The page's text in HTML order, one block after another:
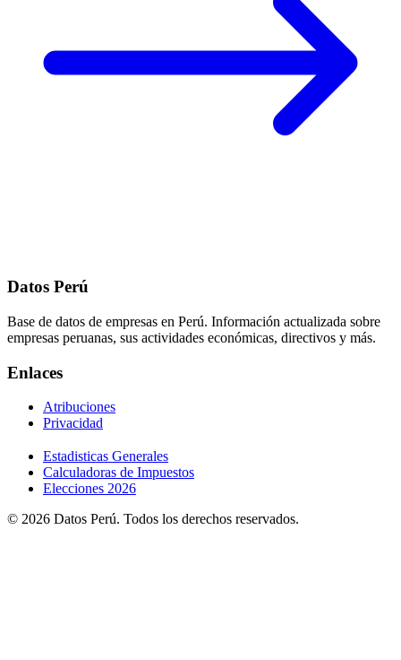
Datos Perú
Base de datos de empresas en Perú. Información actualizada sobre
empresas peruanas, sus actividades económicas, directivos y más.
Enlaces
Atribuciones
Privacidad
Estadisticas Generales
Calculadoras de Impuestos
Elecciones 2026
© 2026 Datos Perú. Todos los derechos reservados.